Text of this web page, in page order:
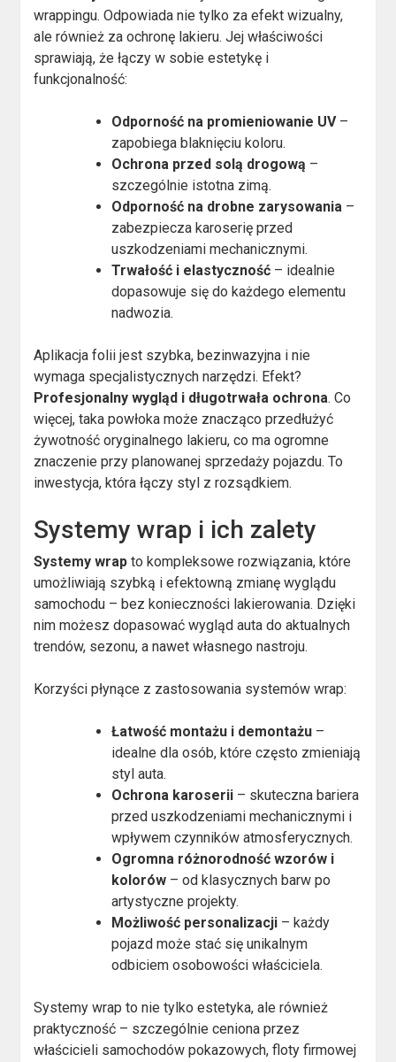
wrappingu. Odpowiada nie tylko za efekt wizualny,
ale również za ochronę lakieru. Jej właściwości
sprawiają, że łączy w sobie estetykę i
funkcjonalność:
Odporność na promieniowanie UV–
zapobiega blaknięciu koloru.
Ochrona przed solą drogową –
szczególnie istotna zimą.
Odporność na drobne zarysowania –
zabezpiecza karoserię przed
uszkodzeniami mechanicznymi.
Trwałość i elastyczność – idealnie
dopasowuje się do każdego elementu
nadwozia.
Aplikacja folii jest szybka, bezinwazyjna i nie
wymaga specjalistycznych narzędzi. Efekt?
Profesjonalny wygląd i długotrwała ochrona. Co
więcej, taka powłoka może znacząco przedłużyć
żywotność oryginalnego lakieru, co ma ogromne
znaczenie przy planowanej sprzedaży pojazdu. To
inwestycja, która łączy styl z rozsądkiem.
Systemy wrap i ich zalety
Systemy wrap to kompleksowe rozwiązania, które
umożliwiają szybką i efektowną zmianę wyglądu
samochodu – bez konieczności lakierowania. Dzięki
nim możesz dopasować wygląd auta do aktualnych
trendów, sezonu, a nawet własnego nastroju.
Korzyści płynące z zastosowania systemów wrap:
Łatwość montażu i demontażu –
idealne dla osób, które często zmieniają
styl auta.
Ochrona karoserii – skuteczna bariera
przed uszkodzeniami mechanicznymi i
wpływem czynników atmosferycznych.
Ogromna różnorodność wzorów i
kolorów – od klasycznych barw po
artystyczne projekty.
Możliwość personalizacji – każdy
pojazd może stać się unikalnym
odbiciem osobowości właściciela.
Systemy wrap to nie tylko estetyka, ale również
praktyczność – szczególnie ceniona przez
właścicieli samochodów pokazowych, floty firmowej